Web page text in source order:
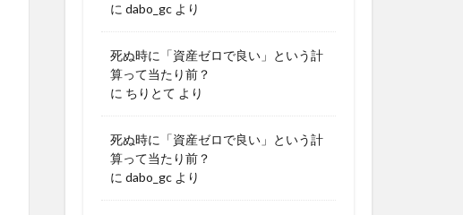
に dabo_gc より
死ぬ時に「資産ゼロで良い」という計
算って当たり前？
に ちりとて より
死ぬ時に「資産ゼロで良い」という計
算って当たり前？
に dabo_gc より